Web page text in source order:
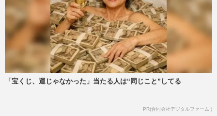
「宝くじ、運じゃなかった」当たる人は“同じこと”してる
PR(合同会社デジタルファーム )